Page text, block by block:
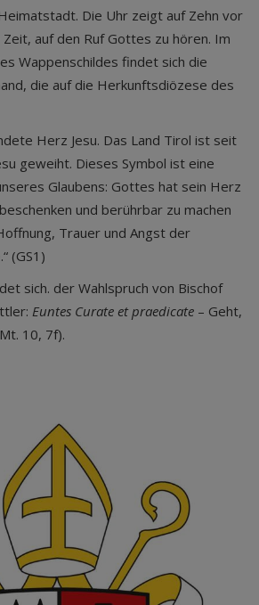
Die Uhr zeigt auf Zehn vor
auf den Ruf Gottes zu hören. Im
Wappenschildes findet sich die
die auf die Herkunftsdiözese des
Herz Jesu. Das Land Tirol ist seit
geweiht. Dieses Symbol ist eine
Glaubens: Gottes hat sein Herz
und berührbar zu machen
Trauer und Angst der
(GS1)
sich. der Wahlspruch von Bischof
Euntes Curate et praedicate – Geht,
10, 7f).